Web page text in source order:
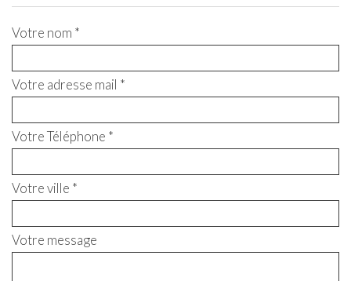
Votre nom *
Votre adresse mail *
Votre Téléphone *
Votre ville *
Votre message